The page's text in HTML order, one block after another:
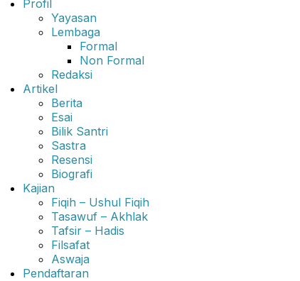
Profil
Yayasan
Lembaga
Formal
Non Formal
Redaksi
Artikel
Berita
Esai
Bilik Santri
Sastra
Resensi
Biografi
Kajian
Fiqih – Ushul Fiqih
Tasawuf – Akhlak
Tafsir – Hadis
Filsafat
Aswaja
Pendaftaran